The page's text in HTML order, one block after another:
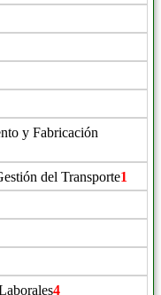
y Fabricación
del Transporte1
4